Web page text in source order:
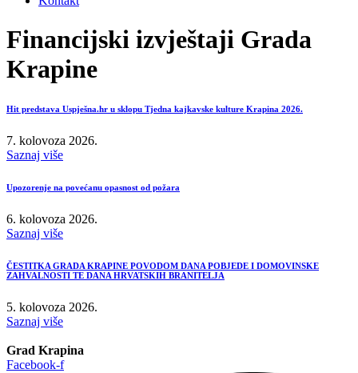
Financijski izvještaji Grada
Krapine
Hit predstava Uspješna.hr u sklopu Tjedna kajkavske kulture Krapina 2026.
7. kolovoza 2026.
Saznaj više
Upozorenje na povećanu opasnost od požara
6. kolovoza 2026.
Saznaj više
ČESTITKA GRADA KRAPINE POVODOM DANA POBJEDE I DOMOVINSKE
ZAHVALNOSTI TE DANA HRVATSKIH BRANITELJA
5. kolovoza 2026.
Saznaj više
Grad Krapina
Facebook-f